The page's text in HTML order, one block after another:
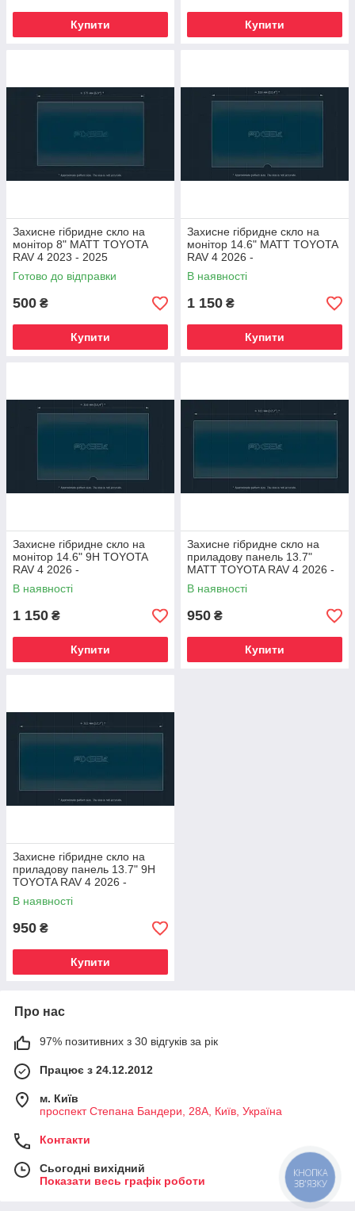
Купити Купити
Захисне гібридне скло на
монітор 8" MATT TOYOTA
RAV 4 2023 - 2025
Готово до відправки
500 ₴
Купити
Захисне гібридне скло на
монітор 14.6" MATT TOYOTA
RAV 4 2026 -
В наявності
1 150 ₴
Купити
Захисне гібридне скло на
монітор 14.6" 9H TOYOTA
RAV 4 2026 -
В наявності
1 150 ₴
Купити
Захисне гібридне скло на
приладову панель 13.7"
MATT TOYOTA RAV 4 2026 -
В наявності
950 ₴
Купити
Захисне гібридне скло на
приладову панель 13.7" 9H
TOYOTA RAV 4 2026 -
В наявності
950 ₴
Купити
Про нас
97% позитивних з 30 відгуків за рік
Працює з 24.12.2012
м. Київ
проспект Степана Бандери, 28А, Київ, Україна
Контакти
Сьогодні вихідний
Показати весь графік роботи
КНОПКА
ЗВ'ЯЗКУ